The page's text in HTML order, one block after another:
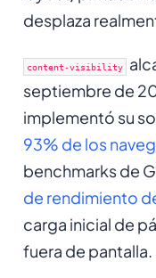
desplaza
content-visibility
septiembre de
implementó su
93% de los
benchmarks de
de rendimiento
carga inicial de
fuera de pantalla.